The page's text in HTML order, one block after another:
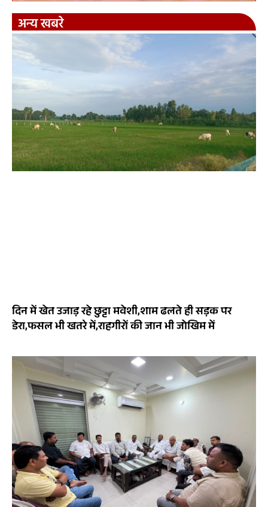
अन्य खबरे
दिन में खेत उजाड़ रहे छुट्टा मवेशी,शाम ढलते ही सड़क पर
डेरा,फसल भी खतरे में,राहगीरों की जान भी जोखिम में